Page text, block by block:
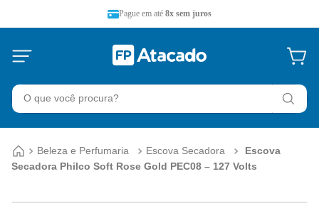
Pague em até 8x sem juros
O que você procura?
Beleza e Perfumaria Escova Secadora
Escova
Secadora Philco Soft Rose Gold PEC08 – 127 Volts